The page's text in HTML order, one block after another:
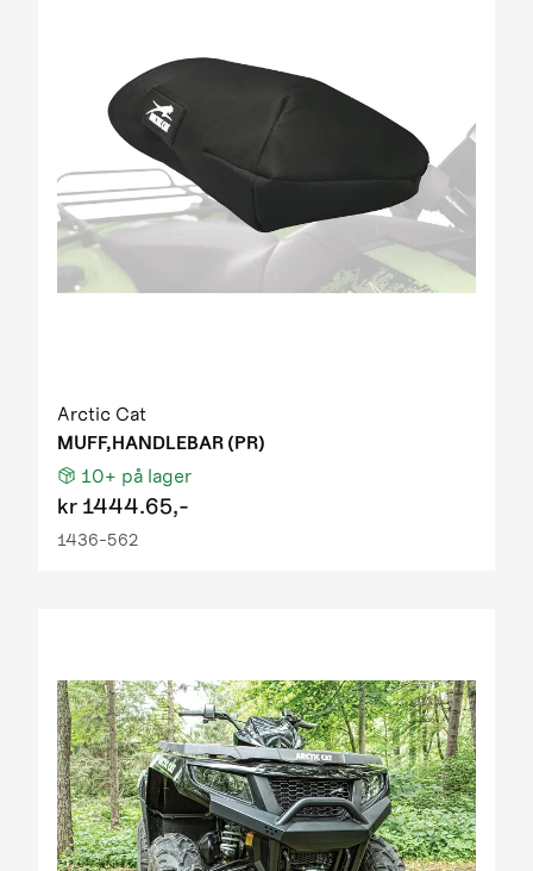
Arctic Cat
MUFF,HANDLEBAR (PR)
10+ på lager
kr 1444.65,-
1436-562